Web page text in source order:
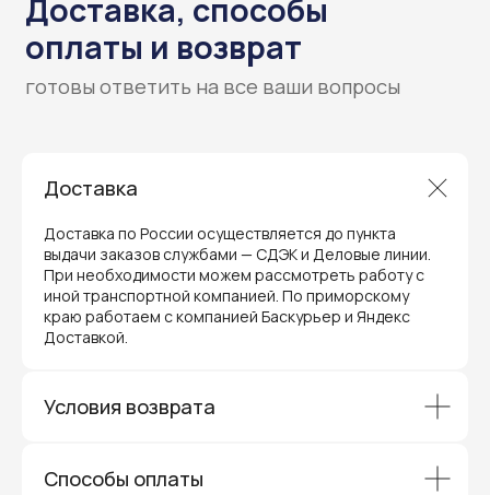
Доставка
Доставка по России осуществляется до пункта
выдачи заказов службами — СДЭК и Деловые линии.
При необходимости можем рассмотреть работу с
иной транспортной компанией. По приморскому
краю работаем с компанией Баскурьер и Яндекс
Доставкой.
Условия возврата
Способы оплаты
Гарантия и поддержка
Мы предлагаем полный послепродажный
сервис для торгового оборудования,
видеонаблюдения и онлайн-касс. Все
устройства, купленные у нас, покрываются
гарантией производителя и обслуживаются
через официальные сервисные центры
и ждать длительное время — мы обеспечиваем
быструю и эффективную коммуникацию с АСЦ,